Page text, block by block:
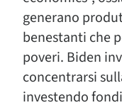
generano
benestanti che
poveri. Biden
concentrarsi
investendo